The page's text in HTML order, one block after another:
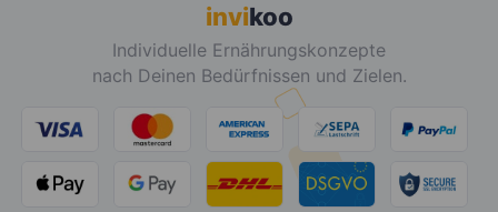
invikoo
Individuelle Ernährungskonzepte
nach Deinen Bedürfnissen und Zielen.